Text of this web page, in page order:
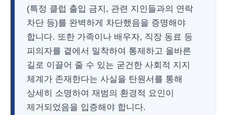
(특정 클럽 출입 금지, 관련 지인들과의 연락
차단 등)를 완벽하게 차단했음을 증명해야
합니다. 또한 가족이나 배우자, 직장 동료 등
피의자를 곁에서 밀착하여 통제하고 올바른
길로 이끌어 줄 수 있는 굳건한 사회적 지지
체계가 존재한다는 사실을 탄원서를 통해
상세히 소명하여 재범의 환경적 요인이
제거되었음을 입증해야 합니다.